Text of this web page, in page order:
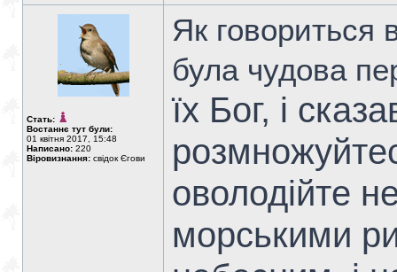
Стать:
Востаннє тут були:
01 квітня 2017, 15:48
Написано: 220
Віровизнання: свідок Єгови
Як говориться
була чудова
їх Бог, і
оволодійте
морськими